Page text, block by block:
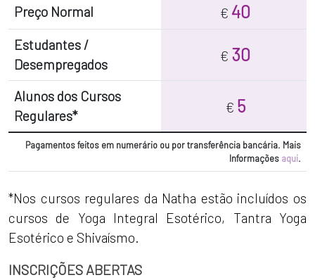
Preço Normal € 40
Estudantes /
Desempregados
€ 30
Alunos dos Cursos
Regulares*
€ 5
Pagamentos feitos em numerário ou por transferência bancária. Mais
Informações aqui.
*Nos cursos regulares da Natha estão incluídos os
cursos de Yoga Integral Esotérico, Tantra Yoga
Esotérico e Shivaísmo.
INSCRIÇÕES ABERTAS